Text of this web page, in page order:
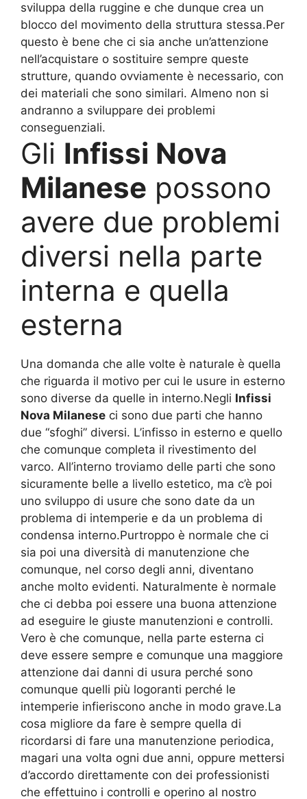
sviluppa della ruggine e che dunque crea un
blocco del movimento della struttura stessa.Per
questo è bene che ci sia anche un’attenzione
nell’acquistare o sostituire sempre queste
strutture, quando ovviamente è necessario, con
dei materiali che sono similari. Almeno non si
andranno a sviluppare dei problemi
conseguenziali.
Gli Infissi Nova
Milanese possono
avere due problemi
diversi nella parte
interna e quella
esterna
Una domanda che alle volte è naturale è quella
che riguarda il motivo per cui le usure in esterno
sono diverse da quelle in interno.Negli Infissi
Nova Milanese ci sono due parti che hanno
due “sfoghi” diversi. L’infisso in esterno e quello
che comunque completa il rivestimento del
varco. All’interno troviamo delle parti che sono
sicuramente belle a livello estetico, ma c’è poi
uno sviluppo di usure che sono date da un
problema di intemperie e da un problema di
condensa interno.Purtroppo è normale che ci
sia poi una diversità di manutenzione che
comunque, nel corso degli anni, diventano
anche molto evidenti. Naturalmente è normale
che ci debba poi essere una buona attenzione
ad eseguire le giuste manutenzioni e controlli.
Vero è che comunque, nella parte esterna ci
deve essere sempre e comunque una maggiore
attenzione dai danni di usura perché sono
comunque quelli più logoranti perché le
intemperie infieriscono anche in modo grave.La
cosa migliore da fare è sempre quella di
ricordarsi di fare una manutenzione periodica,
magari una volta ogni due anni, oppure mettersi
d’accordo direttamente con dei professionisti
che effettuino i controlli e operino al nostro